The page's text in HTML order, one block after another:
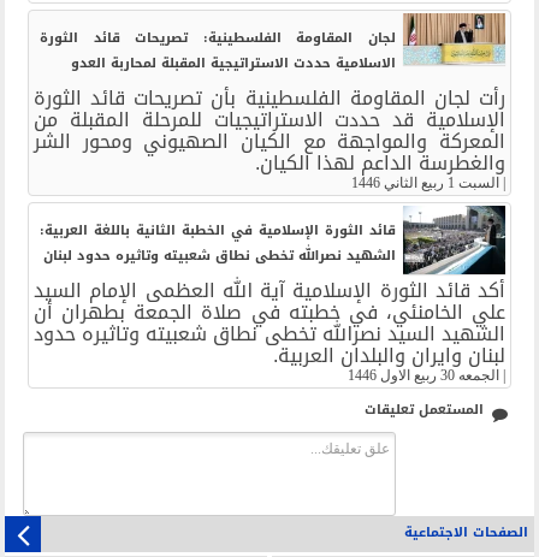
لجان المقاومة الفلسطينية: تصريحات قائد الثورة
الاسلامية حددت الاستراتيجية المقبلة لمحاربة العدو
رأت لجان المقاومة الفلسطينية بأن تصريحات قائد الثورة
الإسلامية قد حددت الاستراتيجيات للمرحلة المقبلة من
المعركة والمواجهة مع الكيان الصهيوني ومحور الشر
والغطرسة الداعم لهذا الكيان.
السبت 1 ربيع الثاني 1446
قائد الثورة الإسلامية في الخطبة الثانية باللغة العربية:
الشهيد نصرالله تخطى نطاق شعبيته وتاثيره حدود لبنان
أكد قائد الثورة الإسلامية آية الله العظمى الإمام السيد
علي الخامنئي، في خطبته في صلاة الجمعة بطهران أن
الشهيد السيد نصرالله تخطى نطاق شعبيته وتاثيره حدود
لبنان وايران والبلدان العربية.
الجمعه 30 ربيع الاول 1446
المستعمل تعليقات
الصفحات الاجتماعية